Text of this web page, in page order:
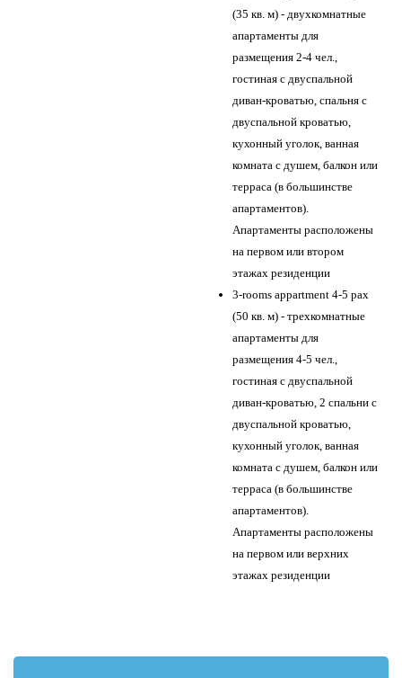
(35 кв. м) - двухкомнатные
апартаменты для
размещения 2-4 чел.,
гостиная с двуспальной
диван-кроватью, спальня с
двуспальной кроватью,
кухонный уголок, ванная
комната с душем, балкон или
терраса (в большинстве
апартаментов).
Апартаменты расположены
на первом или втором
этажах резиденции
3-rooms appartment 4-5 pax
(50 кв. м) - трехкомнатные
апартаменты для
размещения 4-5 чел.,
гостиная с двуспальной
диван-кроватью, 2 спальни с
двуспальной кроватью,
кухонный уголок, ванная
комната с душем, балкон или
терраса (в большинстве
апартаментов).
Апартаменты расположены
на первом или верхних
этажах резиденции